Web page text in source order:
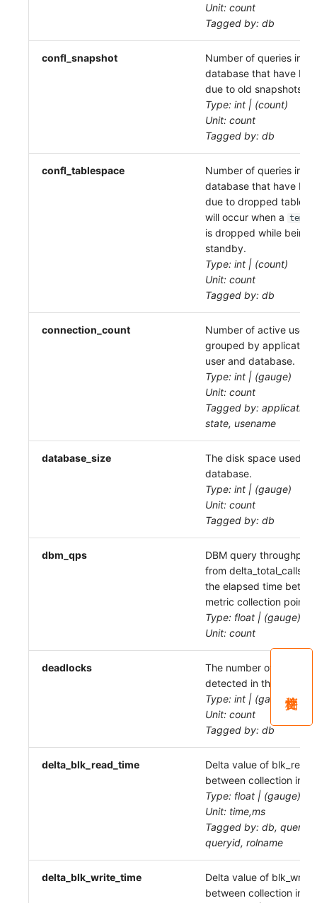
Unit: count
Tagged by: db
confl_snapshot
Number of queries in
database that have
due to old snapshots.
Type: int | (count)
Unit: count
Tagged by: db
confl_tablespace
Number of queries in
database that have
due to dropped
will occur when a
is dropped while being
standby.
Type: int | (count)
Unit: count
Tagged by: db
connection_count
Number of active user
grouped by
user and database.
Type: int | (gauge)
Unit: count
Tagged by:
state, usename
database_size
The disk space used
database.
Type: int | (gauge)
Unit: count
Tagged by: db
dbm_qps
DBM query throughput
from delta_total_calls
the elapsed time
metric collection points.
Type: float | (gauge)
Unit: count
deadlocks
The number of
detected in this
Type: int | (gauge)
Unit: count
Tagged by: db
delta_blk_read_time
Delta value of
between collection
Type: float | (gauge)
Unit: time,ms
Tagged by: db,
queryid, rolname
delta_blk_write_time
Delta value of
between collection